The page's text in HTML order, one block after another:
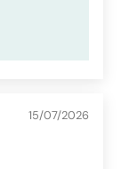
15/07/2026